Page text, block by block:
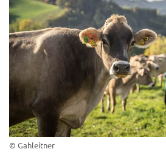
© Gahleitner